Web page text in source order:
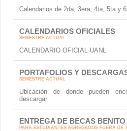
Calendarios de 2da, 3era, 4ta, 5ta y
CALENDARIOS OFICIALES
SEMESTRE ACTUAL
CALENDARIO OFICIAL UANL
PORTAFOLIOS Y
SEMESTRE ACTUAL
Ubicación de donde pueden
descargar
ENTREGA DE BECAS
PARA ESTUDIANTES AGREGADOS FUERA DE